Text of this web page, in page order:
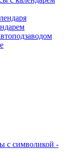
с символикой -